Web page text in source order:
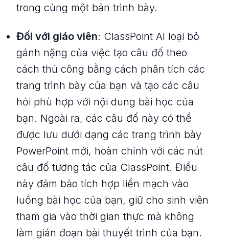
trong cùng một bản trình bày.
Đối với giáo viên: ClassPoint AI loại bỏ
gánh nặng của việc tạo câu đố theo
cách thủ công bằng cách phân tích các
trang trình bày của bạn và tạo các câu
hỏi phù hợp với nội dung bài học của
bạn. Ngoài ra, các câu đố này có thể
được lưu dưới dạng các trang trình bày
PowerPoint mới, hoàn chỉnh với các nút
câu đố tương tác của ClassPoint. Điều
này đảm bảo tích hợp liền mạch vào
luồng bài học của bạn, giữ cho sinh viên
tham gia vào thời gian thực mà không
làm gián đoạn bài thuyết trình của bạn.